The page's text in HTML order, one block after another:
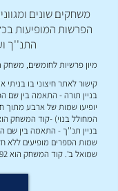
משחקים שונים
הפרשות המופיעות
התנ''ך
מיון פרשיות לחומשים,
קישור לאתר חיצוני בו
בניין תורה - התאמה בין
יופיעו שמות של ארבע
המחולל בנוי) -קוד המשחק הוא
בניין תנ''ך - התאמה בין שם
שמות הספרים מופיעים ללא
שמואל ב'. קוד המשחק הוא 1792